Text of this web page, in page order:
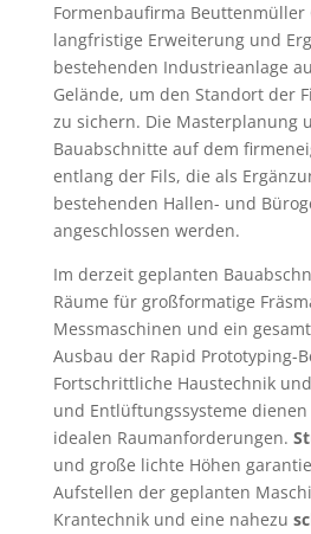
Formenbaufirma Beuttenmüller
langfristige Erweiterung und
bestehenden Industrieanlage
Gelände, um den Standort der
zu sichern. Die Masterplanung
Bauabschnitte auf dem
entlang der Fils, die als
bestehenden Hallen- und
angeschlossen werden.
Im derzeit geplanten
Räume für großformatige
Messmaschinen und ein
Ausbau der Rapid Prototyping-
Fortschrittliche Haustechnik
und Entlüftungssysteme
idealen Raumanforderungen.
und große lichte Höhen
Aufstellen der geplanten
Krantechnik und eine nahezu